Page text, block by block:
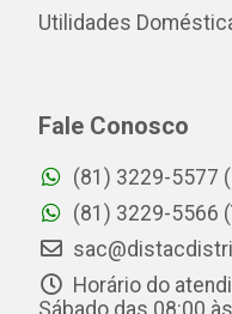
Utilidades
Fale Conosco
(81) 3229-5577
(81) 3229-5566
Horário do
Sábado das 08:00